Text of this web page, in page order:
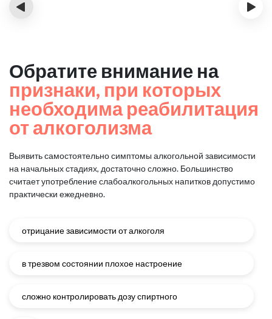
‹ ›
Обратите внимание на
признаки, при которых
необходима реабилитация
от алкоголизма
Выявить самостоятельно симптомы алкогольной зависимости
на начальных стадиях, достаточно сложно. Большинство
считает употребление слабоалкогольных напитков допустимо
практически ежедневно.
отрицание зависимости от алкоголя
в трезвом состоянии плохое настроение
сложно контролировать дозу спиртного